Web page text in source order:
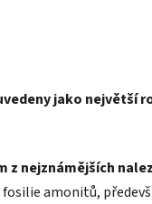
jako největší
z nejznámějších
amonitů,